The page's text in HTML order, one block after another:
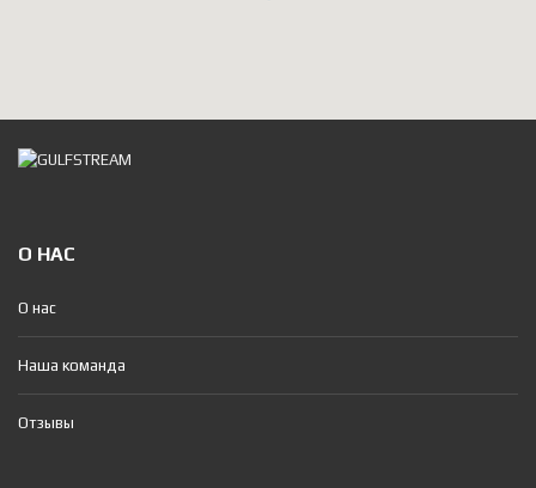
О НАС
О нас
Наша команда
Отзывы